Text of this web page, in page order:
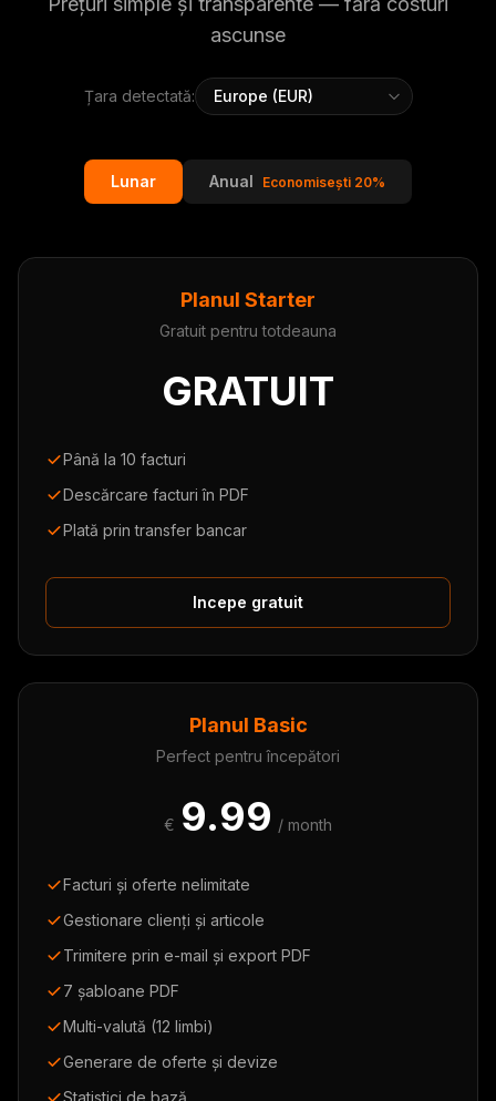
ascunse
Țara detectată:
Lunar Anual Economisești 20%
Planul Starter
Gratuit pentru totdeauna
GRATUIT
Până la 10 facturi
Descărcare facturi în PDF
Plată prin transfer bancar
Incepe gratuit
Planul Basic
Perfect pentru începători
€ 9.99 / month
Facturi și oferte nelimitate
Gestionare clienți și articole
Trimitere prin e-mail și export PDF
7 șabloane PDF
Multi-valută (12 limbi)
Generare de oferte și devize
Statistici de bază